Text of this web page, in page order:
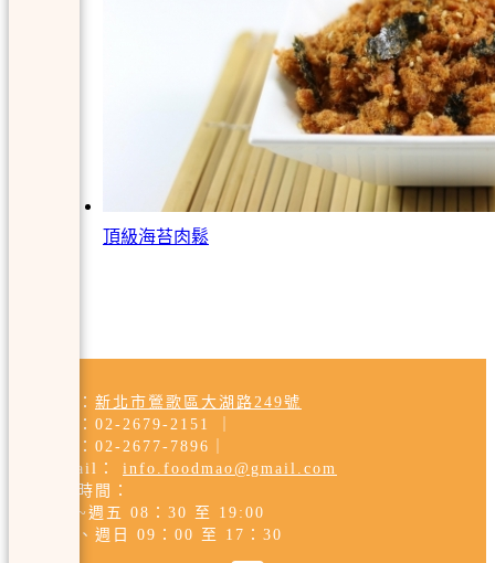
頂級海苔肉鬆
地址： 新北市鶯歌區大湖路249號
電話： 02-2679-2151
傳真：02-2677-7896
E-mail：
info.foodmao@gmail.com
營業時間：
週一~週五 08：30 至 19:00
週六、週日 09：00 至 17：30